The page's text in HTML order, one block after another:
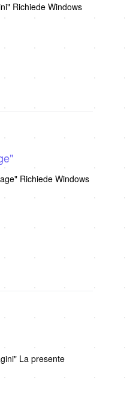
Richiede Windows
Richiede Windows
La presente